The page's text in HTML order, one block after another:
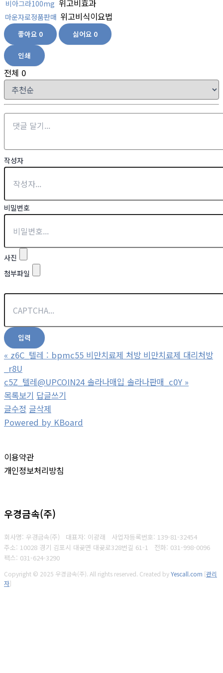
비아그라100mg 위고비효과
마운자로정품판매 위고비식이요법
좋아요 0 싫어요 0
인쇄
전체 0
작성자
비밀번호
사진
첨부파일
« z6C_텔레 : bpmc55 비만치료제 처방 비만치료제 대리처방
_r8U
c5Z_텔레@UPCOIN24 솔라나매입 솔라나판매_c0Y »
목록보기 답글쓰기
글수정 글삭제
Powered by KBoard
이용약관
개인정보처리방침
우경금속(주)
회사명: 우경금속(주) 대표자: 이광래 사업자등록번호: 139-81-32454
주소: 10028 경기 김포시 대곶면 대곶로328번길 61-1 전화: 031-998-0096
팩스: 031-624-3290
Copyright © 2025 우경금속(주). All rights reserved. Created byYescall.com [관리
자]